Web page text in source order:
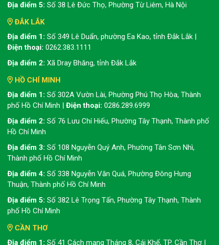
Địa điểm 5: Số 38 Lê Đức Thọ, Phường Từ Liêm, Hà Nội
ĐẮK LẮK
Địa điểm 1: Số 349 Lê Duẩn, phường Ea Kao, tỉnh Đắk Lắk |
Điện thoại: 0262.383.1111
Địa điểm 2: Xã Dray Bhăng, tỉnh Đắk Lắk
HỒ CHÍ MINH
Địa điểm 1: Số 302A Vườn Lài, Phường Phú Thọ Hòa, Thành
phố Hồ Chí Minh | Điện thoại: 0286.289.6999
Địa điểm 2: Số 76 Lưu Chí Hiếu, Phường Tây Thạnh, Thành phố
Hồ Chí Minh
Địa điểm 3: Số 108 Nguyễn Quý Anh, Phường Tân Sơn Nhì,
Thành phố Hồ Chí Minh
Địa điểm 4: Số 338 Nguyễn Văn Quá, Phường Đông Hưng
Thuận, Thành phố Hồ Chí Minh
Địa điểm 5: Số 382 Lê Trọng Tấn, Phường Tây Thạnh, Thành
phố Hồ Chí Minh
CẦN THƠ
Địa điểm 1: Số 41 Cách mạng Tháng 8, Cái Khế, TP. Cần Thơ |